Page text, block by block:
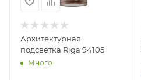
Архитектурная
подсветка Riga 94105
Много